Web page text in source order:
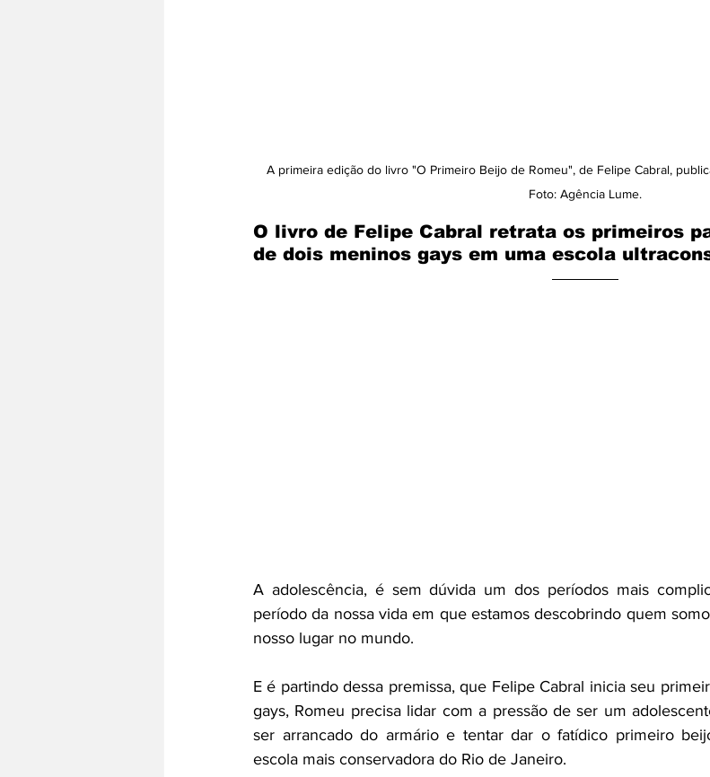
A primeira edição do livro "O Primeiro Beijo de Romeu", de Felipe Cabral,
Foto: Agência Lume.
O livro de Felipe Cabral retrata os primeiros
de dois meninos gays em uma escola
A adolescência, é sem dúvida um dos períodos mais
período da nossa vida em que estamos descobrindo quem
nosso lugar no mundo.
E é partindo dessa premissa, que Felipe Cabral inicia seu
gays, Romeu precisa lidar com a pressão de ser um
ser arrancado do armário e tentar dar o fatídico primeiro
escola mais conservadora do Rio de Janeiro.